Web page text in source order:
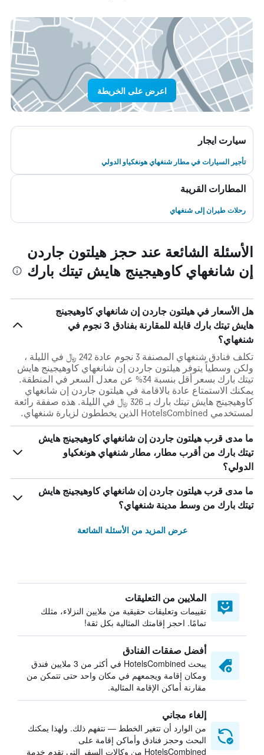
اعرض على الخريطة
سيارت ايجار
تأجير السيارات في مطار شنغهاي هونغكياو الدولي
المطارات القريبة
رحلات طيران إلى شنغهاي
الأسئلة الشائعة عند حجز هيلتون جاردن
إن شانغهاي كاوهيجينج هايش تيتك بارك
هل الأسعار في هيلتون جاردن إن شانغهاي كاوهيجينج
هايش تيتك بارك قابلة للمقارنة بفنادق 3 نجوم في
شنغهاي؟
تكلف فنادق شنغهاي المصنفة 3 نجوم عادة 242 ﷼ في الليلة ،
ولكن وسطياً يتوفر هيلتون جاردن إن شانغهاي كاوهيجينج هايش
تيتك بارك بسعر أقل بنسبة 34% عن معدل السعر في المنطقة.
يمكنك الاستمتاع عادة بالاقامة في هيلتون جاردن إن شانغهاي
كاوهيجينج هايش تيتك بارك بـ 326 ﷼ في الليلة. هذه صفقة رائعة
لمستخدمي HotelsCombined الذين يخططون لزيارة شنغهاي.
ما مدى قرب هيلتون جاردن إن شانغهاي كاوهيجينج هايش
تيتك بارك من أقرب مطار، مطار شنغهاي هونغكياو
الدولي؟
ما مدى قرب هيلتون جاردن إن شانغهاي كاوهيجينج هايش
تيتك بارك من وسط مدينة شنغهاي؟
عرض المزيد من الأسئلة الشائعة
الملايين من التعليقات
تقييمات وتعليقات حقيقية من ملايين النزلاء، مثلك
تمامًا. احجز إقامتك المثالية بكل ثقة!
أفضل صفقات الفنادق
يبحث HotelsCombined في أكثر من 3 ملايين فندق
ومكان إقامة ويجمعهم في مكان واحد حتى تتمكن من
مقارنة أماكن الإقامة المثالية.
إلغاء مجاني
من الوارد أن تتغير الخطط — نتفهم ذلك. ولهذا يمكنك
البحث وحجز فنادق وأماكن إقامة على
HotelsCombined من وكالات السفر التي تقدم خدمة